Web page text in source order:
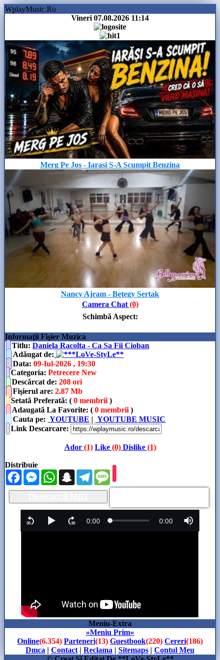
WplayMusic.Ro
Vineri 07.08.2026 11:14
Merg Pe Jos - Iarasi S-A Scumpit Benzina
Nancy Ajram - Betegy Sertak
Camera Chat (0)
Schimbă Aspect:
Informaţii Fişier Muzica
Titlu: Daniela Racolta - Ca Sa Fii Cioban
Adăugat de:
**LoVe-StyLe**
Data: 09-Iul-2026 , 19:30
Categoria: Petrecere New
Descărcat de: 208 ori
Fişierul are: 2.87 Mb
Setată Preferată: ( 0 membrii )
Adaugată La Favorite: ( 0 membrii )
Cauta pe: YOUTUBE | YOUTUBE MUSIC
Link Descarcare:
Ador (1) Like (0)Dislike (1)
Distribuie
FacebookMessengerWhatsAppSnapchatTelegram
Meniu-Extra
»Meniu Prim«
Online(6.354) Parteneri(13) Guestbook(220) Cereri(186)
Dmca | Contact | Reclama | Sitemaps | Contul Meu